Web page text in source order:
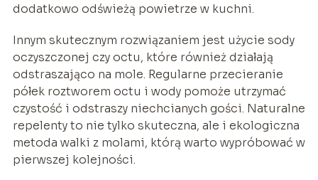
dodatkowo odświeżą powietrze w kuchni.
Innym skutecznym rozwiązaniem jest użycie sody
oczyszczonej czy octu, które również działają
odstraszająco na mole. Regularne przecieranie
półek roztworem octu i wody pomoże utrzymać
czystość i odstraszy niechcianych gości. Naturalne
repelenty to nie tylko skuteczna, ale i ekologiczna
metoda walki z molami, którą warto wypróbować w
pierwszej kolejności.